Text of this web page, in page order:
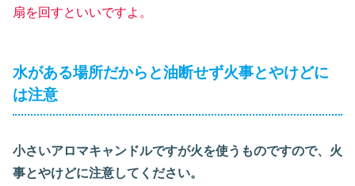
扇を回すといいですよ。
水がある場所だからと油断せず火事とやけどに
は注意
小さいアロマキャンドルですが火を使うものですので、火
事とやけどに注意してください。